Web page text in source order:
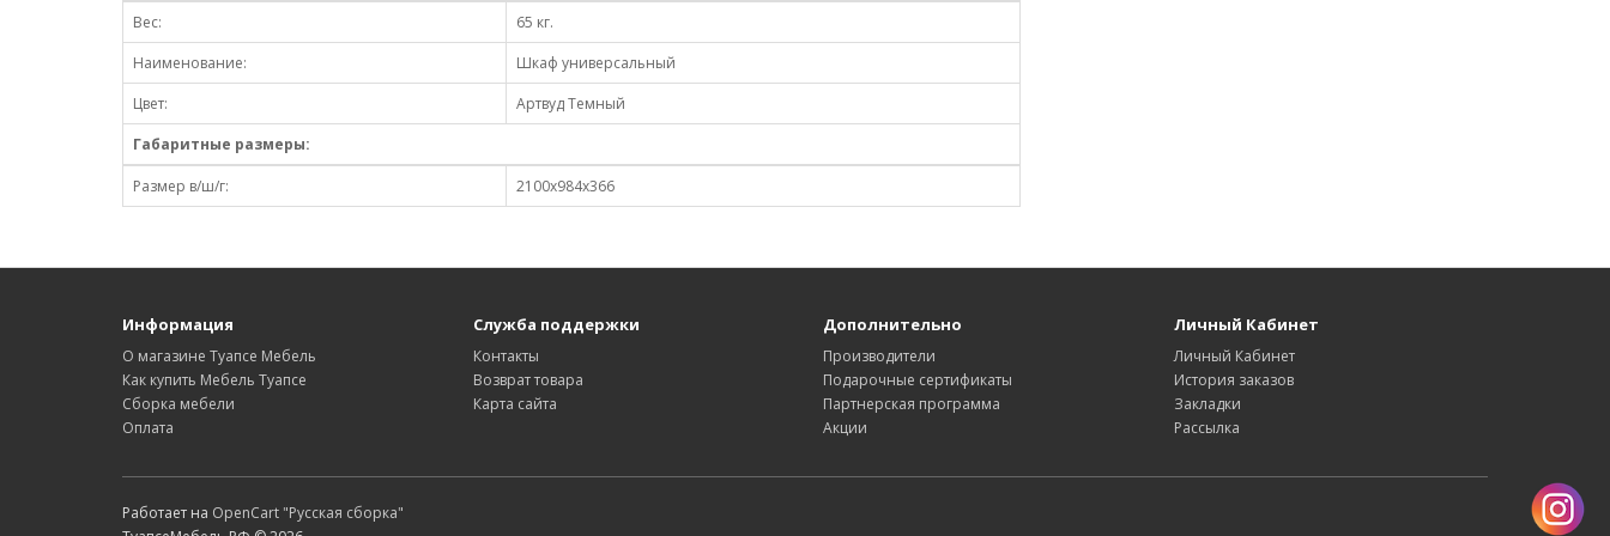
Вес:
65 кг.
Наименование:
Шкаф универсальный
Цвет:
Артвуд Темный
Габаритные размеры:
Размер в/ш/г: 2100х984х366
Информация
О магазине Туапсе Мебель
Как купить Мебель Туапсе
Сборка мебели
Оплата
Служба поддержки
Контакты
Возврат товара
Карта сайта
Дополнительно
Производители
Подарочные сертификаты
Партнерская программа
Акции
Личный Кабинет
Личный Кабинет
История заказов
Закладки
Рассылка
Работает на OpenCart "Русская сборка"